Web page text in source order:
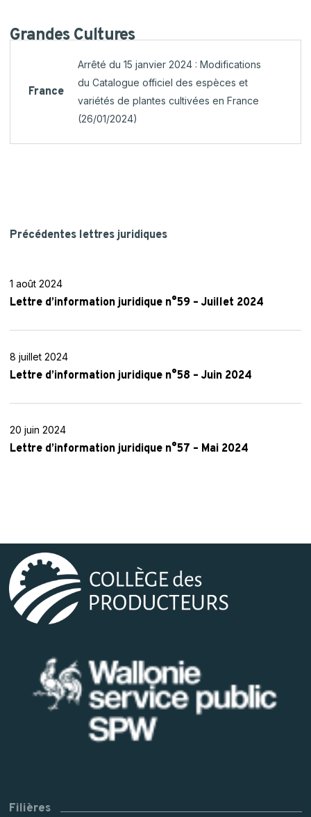
GrandesCultures
France
Arrêté du 15 janvier 2024 : Modifications
du Catalogue officiel des espèces et
variétés de plantes cultivées en France
(26/01/2024)
Précédentes lettres juridiques
d’information
juridique
Juillet
2024
1 août 2024
Lettre d’information juridique n°59 – Juillet 2024
d’information
juridique
Juin
2024
8 juillet 2024
Lettre d’information juridique n°58 – Juin 2024
d’information
juridique
20 juin 2024
Lettre d’information juridique n°57 – Mai 2024
Filières